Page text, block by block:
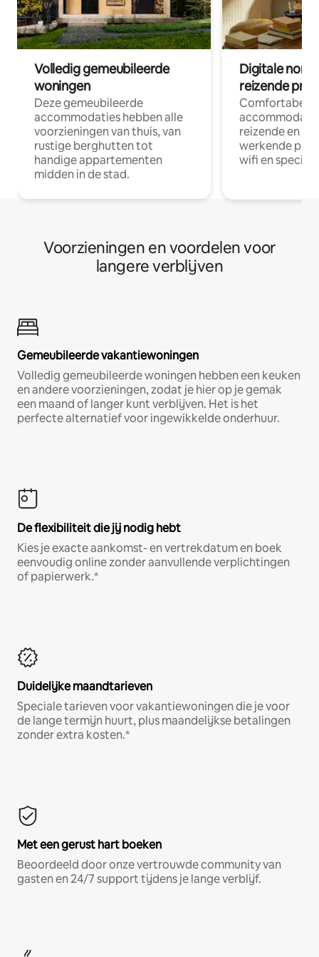
Volledig gemeubileerde
woningen
Deze gemeubileerde
accommodaties hebben alle
voorzieningen van thuis, van
rustige berghutten tot
handige appartementen
midden in de stad.
Digitale
reizende
Comfortabele
reizende en
werkende
wifi en
Voorzieningen en voordelen voor
langere verblijven
Gemeubileerde vakantiewoningen
Volledig gemeubileerde woningen hebben een keuken
en andere voorzieningen, zodat je hier op je gemak
een maand of langer kunt verblijven. Het is het
perfecte alternatief voor ingewikkelde onderhuur.
De flexibiliteit die jij nodig hebt
Kies je exacte aankomst- en vertrekdatum en boek
eenvoudig online zonder aanvullende verplichtingen
of papierwerk.*
Duidelijke maandtarieven
Speciale tarieven voor vakantiewoningen die je voor
de lange termijn huurt, plus maandelijkse betalingen
zonder extra kosten.*
Met een gerust hart boeken
Beoordeeld door onze vertrouwde community van
gasten en 24/7 support tijdens je lange verblijf.